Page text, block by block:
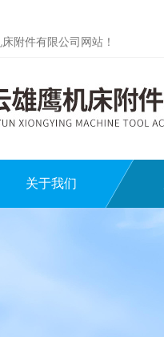
附件有限公司网站！
关于我们